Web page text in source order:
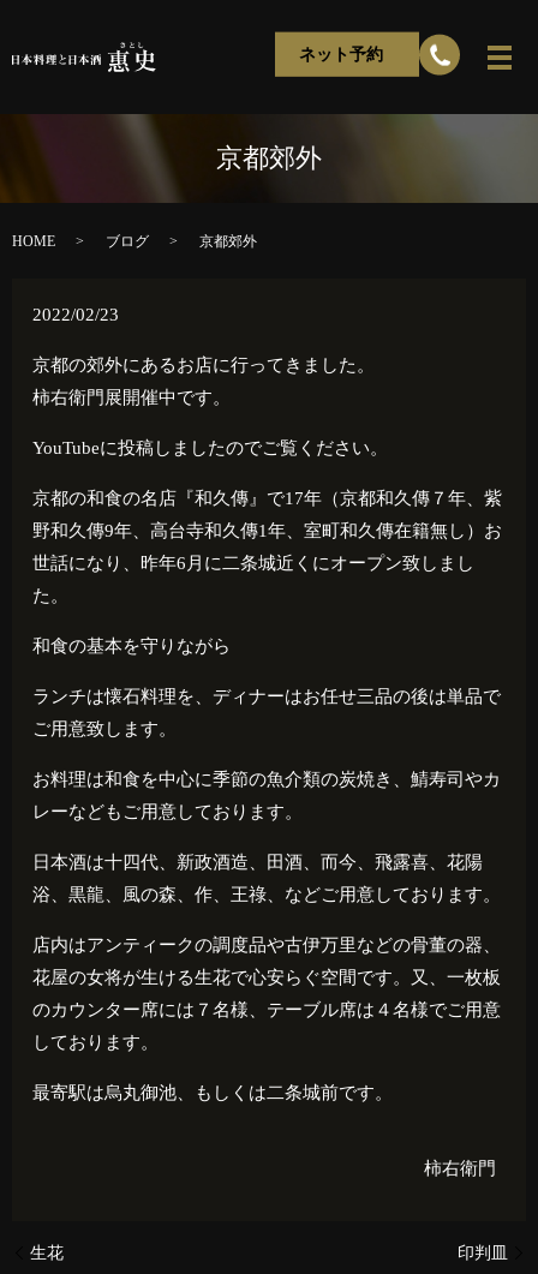
ネット予約
京都郊外
HOME ブログ 京都郊外
2022/02/23
京都の郊外にあるお店に行ってきました。
柿右衛門展開催中です。
YouTubeに投稿しましたのでご覧ください。
京都の和食の名店『和久傳』で17年（京都和久傳７年、紫
野和久傳9年、高台寺和久傳1年、室町和久傳在籍無し）お
世話になり、昨年6 月に二条城近くにオープン致しまし
た。
和食の基本を守りながら
ランチは懐石料理を、ディナーはお任せ三品の後は単品で
ご用意致します。
お料理は和食を中心に季節の魚介類の炭焼き、鯖寿司やカ
レーなどもご用意しております。
日本酒は十四代、新政酒造、田酒、而今、飛露喜、花陽
浴、黒龍、風の森、作、王祿、などご用意しております。
店内はアンティークの調度品や古伊万里などの骨董の器、
花屋の女将が生ける生花で心安らぐ空間です。又、一枚板
のカウンター席には７名様、テーブル席は４名様でご用意
しております。
最寄駅は烏丸御池、もしくは二条城前です。
柿右衛門
生花 印判皿